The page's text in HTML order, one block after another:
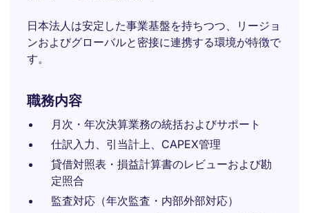
日本法人は安定した事業基盤を持ちつつ、リージョ
ンおよびグローバルと密接に連携する環境が特徴で
す。
職務内容
月次・年次決算業務の統括およびサポート
仕訳入力、引当計上、CAPEX管理
貸借対照表・損益計算書のレビューおよび勘
定照合
監査対応（年次監査・内部外部対応）